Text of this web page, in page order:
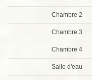
Chambre 2
Chambre 3
Chambre 4
Salle d'eau